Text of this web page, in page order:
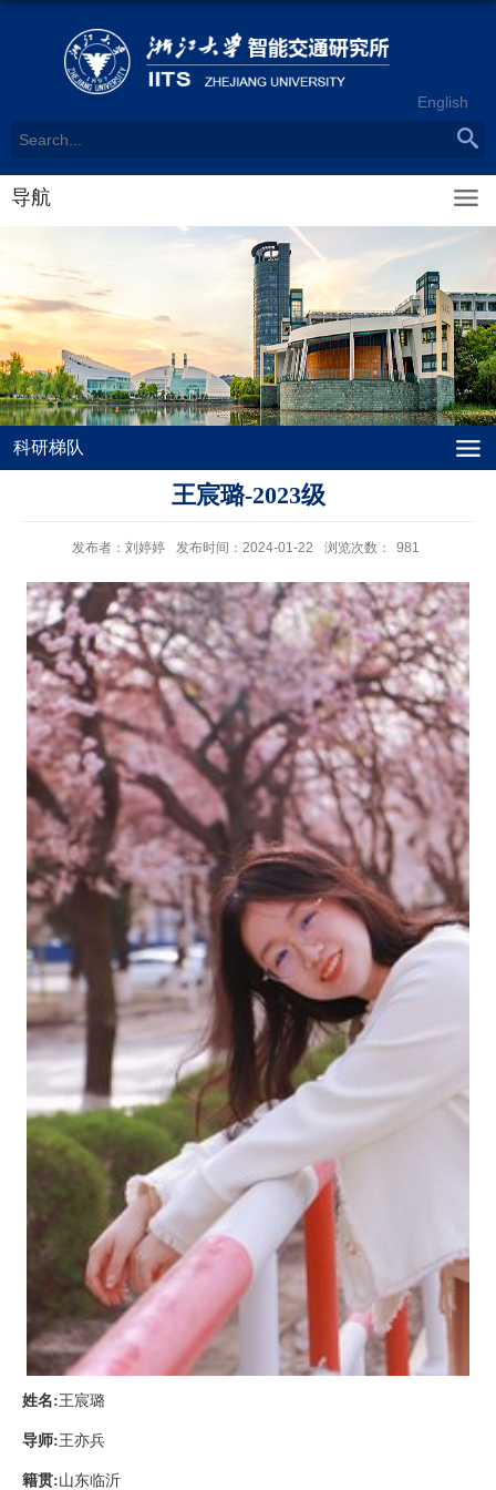
English
导航
科研梯队
王宸璐-2023级
发布者：刘婷婷 发布时间：2024-01-22 浏览次数： 981
姓名:王宸璐
导师:王亦兵
籍贯:山东临沂